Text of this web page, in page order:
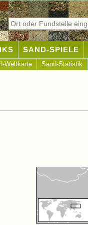
SAND-SPIELE
Weltkarte Sand-Statistik